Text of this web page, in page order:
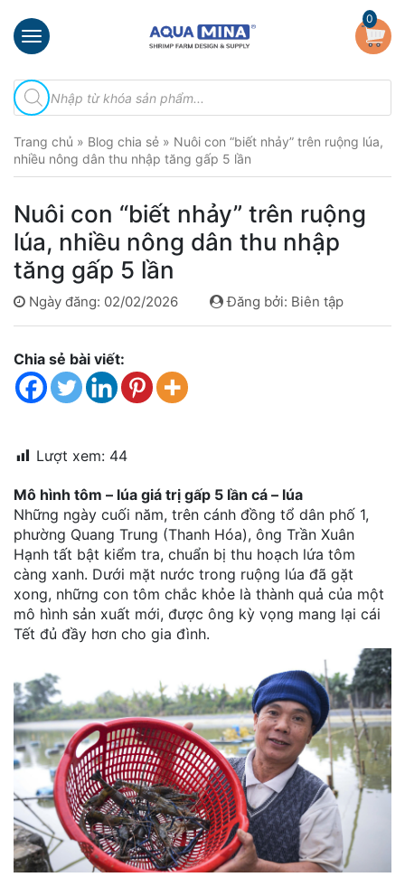
×
chủ
thiệu
Sản
Đầu
Phun
Vi
Bọt
Khí
Ventek
Hướng
dẫn
lắp
Quy
Blog
chia
sẻ
Liên
hệ
0
Tìm
kiếm
sản
Trang chủ » Blog chia sẻ » Nuôi con “biết nhảy” trên ruộng lúa,
nhiều nông dân thu nhập tăng gấp 5 lần
Nuôi con “biết nhảy” trên ruộng
lúa, nhiều nông dân thu nhập
tăng gấp 5 lần
Ngày đăng: 02/02/2026 Đăng bởi: Biên tập
Chia sẻ bài viết:
Lượt xem: 44
Mô hình tôm – lúa giá trị gấp 5 lần cá – lúa
Những ngày cuối năm, trên cánh đồng tổ dân phố 1,
phường Quang Trung (Thanh Hóa), ông Trần Xuân
Hạnh tất bật kiểm tra, chuẩn bị thu hoạch lứa tôm
càng xanh. Dưới mặt nước trong ruộng lúa đã gặt
xong, những con tôm chắc khỏe là thành quả của một
mô hình sản xuất mới, được ông kỳ vọng mang lại cái
Tết đủ đầy hơn cho gia đình.